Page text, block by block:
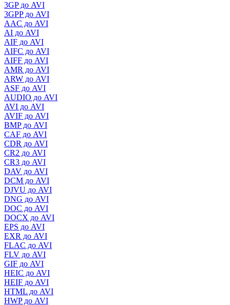
3GP до AVI
3GPP до AVI
AAC до AVI
AI до AVI
AIF до AVI
AIFC до AVI
AIFF до AVI
AMR до AVI
ARW до AVI
ASF до AVI
AUDIO до AVI
AVI до AVI
AVIF до AVI
BMP до AVI
CAF до AVI
CDR до AVI
CR2 до AVI
CR3 до AVI
DAV до AVI
DCM до AVI
DJVU до AVI
DNG до AVI
DOC до AVI
DOCX до AVI
EPS до AVI
EXR до AVI
FLAC до AVI
FLV до AVI
GIF до AVI
HEIC до AVI
HEIF до AVI
HTML до AVI
HWP до AVI